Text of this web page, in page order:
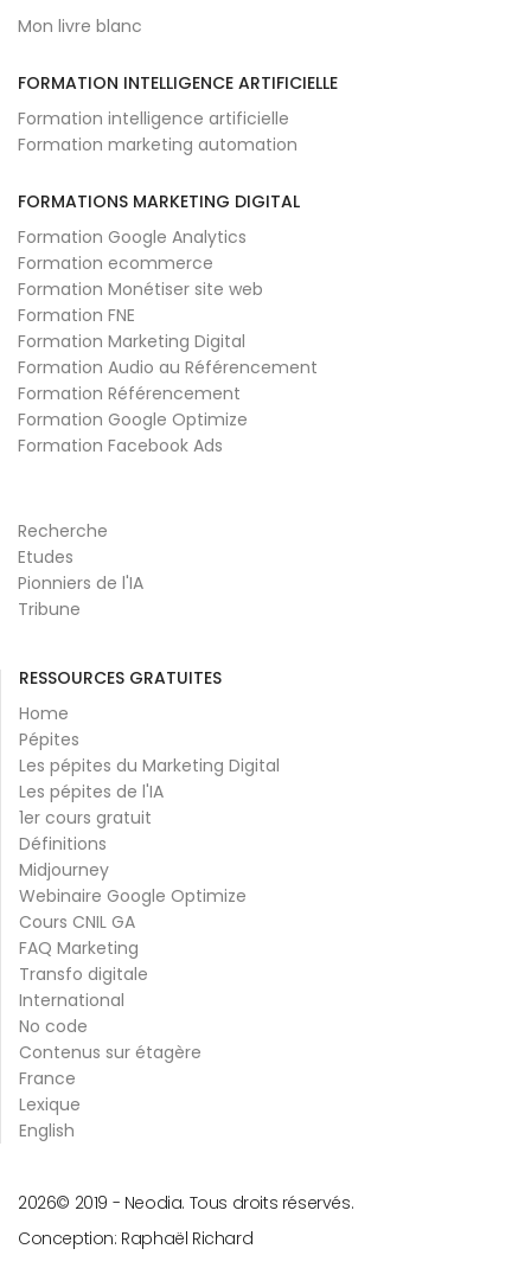
Mon livre blanc
FORMATION INTELLIGENCE ARTIFICIELLE
Formation intelligence artificielle
Formation marketing automation
FORMATIONS MARKETING DIGITAL
Formation Google Analytics
Formation ecommerce
Formation Monétiser site web
Formation FNE
Formation Marketing Digital
Formation Audio au Référencement
Formation Référencement
Formation Google Optimize
Formation Facebook Ads
Recherche
Etudes
Pionniers de l'IA
Tribune
RESSOURCES GRATUITES
Home
Pépites
Les pépites du Marketing Digital
Les pépites de l'IA
1er cours gratuit
Définitions
Midjourney
Webinaire Google Optimize
Cours CNIL GA
FAQ Marketing
Transfo digitale
International
No code
Contenus sur étagère
France
Lexique
English
© 2019 -
2026
Neodia. Tous droits réservés.
Conception: Raphaël Richard